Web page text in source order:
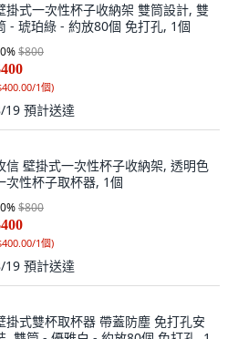
掛式一次性杯子收納架 雙筒設計, 雙
- 琥珀綠 - 約放80個 免打孔, 1個
%$800
1個)
19 預計送達
信 壁掛式一次性杯子收納架, 透明色
次性杯子取杯器, 1個
%$800
1個)
19 預計送達
掛式雙杯取杯器 帶蓋防塵 免打孔安